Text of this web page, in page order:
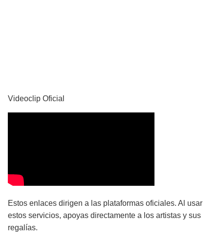
Videoclip Oficial
Estos enlaces dirigen a las plataformas oficiales. Al usar
estos servicios, apoyas directamente a los artistas y sus
regalías.